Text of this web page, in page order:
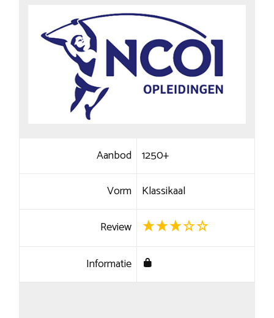
Aanbod 1250+
Vorm Klassikaal
Review
Informatie